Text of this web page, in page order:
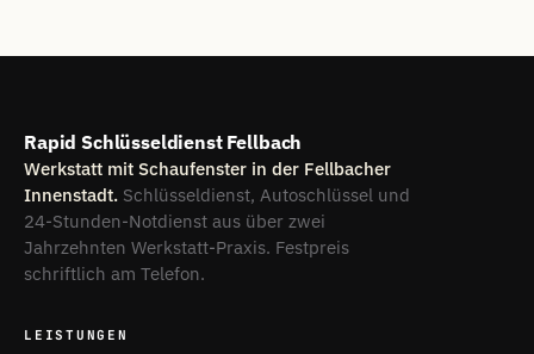
Rapid Schlüsseldienst Fellbach
Werkstatt mit Schaufenster in der Fellbacher
Innenstadt. Schlüsseldienst, Autoschlüssel und
24-Stunden-Notdienst aus über zwei
Jahrzehnten Werkstatt-Praxis. Festpreis
schriftlich am Telefon.
LEISTUNGEN